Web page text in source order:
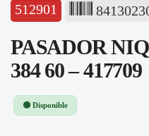
512901
PASADOR
384 60 – 417709
🟢 Disponible